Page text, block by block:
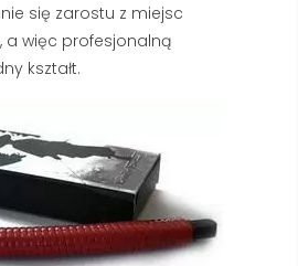
ale
w
NAJLEPSZY KREM
Pierwsze linie na czole i
łapki to nie powód do
ale sygnał, że Twoja
potrzebuje
się zarostu z miejsc
a więc profesjonalną
kształt.